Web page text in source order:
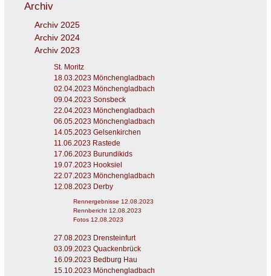
Archiv
Archiv 2025
Archiv 2024
Archiv 2023
St. Moritz
18.03.2023 Mönchengladbach
02.04.2023 Mönchengladbach
09.04.2023 Sonsbeck
22.04.2023 Mönchengladbach
06.05.2023 Mönchengladbach
14.05.2023 Gelsenkirchen
11.06.2023 Rastede
17.06.2023 Burundikids
19.07.2023 Hooksiel
22.07.2023 Mönchengladbach
12.08.2023 Derby
Rennergebnisse 12.08.2023
Rennbericht 12.08.2023
Fotos 12.08.2023
27.08.2023 Drensteinfurt
03.09.2023 Quackenbrück
16.09.2023 Bedburg Hau
15.10.2023 Mönchengladbach